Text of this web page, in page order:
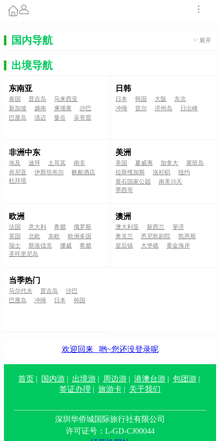
国内导航 展开
出境导航
东南亚
泰国 普吉岛
马来西亚
新加坡
越南 柬埔寨
沙巴
巴厘岛
清迈 曼谷 吴哥窟
日韩
日本 韩国 大阪
东京
冲绳
首尔 济州岛 日出峰
非洲中东
埃及 迪拜 土耳其
南非
肯尼亚
伊斯坦布尔
帆船酒店
杜拜塔
美洲
美国 夏威夷 加拿大
塞班岛
拉斯维加斯
洛杉矶
纽约
黄石国家公园
南美16天
墨西哥
欧洲
法国 意大利 希腊
俄罗斯
英国
北欧 东欧
欧洲多国
瑞士
斯洛伐克 挪威
希腊
圣托里尼岛
澳洲
澳大利亚 新西兰
斐济
奥克兰
悉尼歌剧院
凯恩斯
皇后镇
大堡礁 黄金海岸
当季热门
马尔代夫 普吉岛
沙巴
巴厘岛
冲绳 日本 韩国
欢迎回来 哟~您还没登录呢
首页 | 国内游 | 出境游 | 周边游 | 港澳台游 | 包团游 |
签证办理 | 旅游卡 | 关于我们
深圳华侨城国际旅行社有限公司
许可证号：L-GD-CJ00044